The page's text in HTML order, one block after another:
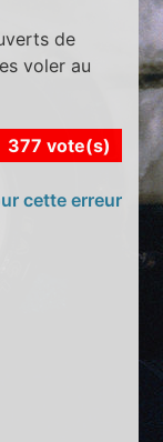
de
voler au
377 vote(s)
cette erreur